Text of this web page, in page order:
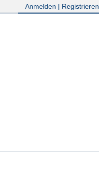
Anmelden | Registrieren